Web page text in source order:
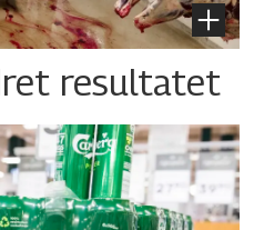
resultatet